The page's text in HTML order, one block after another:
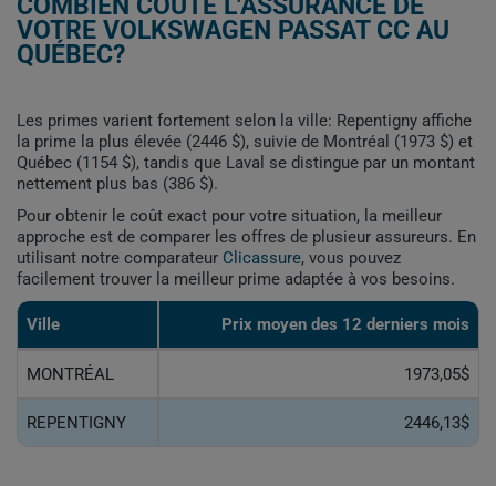
VOTRE VOLKSWAGEN PASSAT CC AU
QUÉBEC?
Les primes varient fortement selon la ville: Repentigny affiche
la prime la plus élevée (2446 $), suivie de Montréal (1973 $) et
Québec (1154 $), tandis que Laval se distingue par un montant
nettement plus bas (386 $).
Pour obtenir le coût exact pour votre situation, la meilleur
approche est de comparer les offres de plusieur assureurs. En
utilisant notre comparateur Clicassure, vous pouvez
facilement trouver la meilleur prime adaptée à vos besoins.
Ville Prix ​​moyen des 12 derniers mois
MONTRÉAL 1973,05$
REPENTIGNY 2446,13$